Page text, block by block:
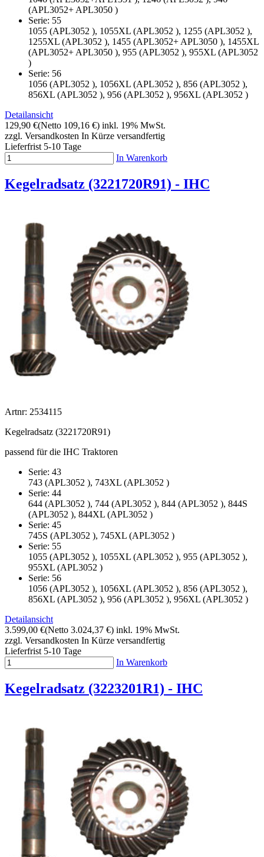
(APL3052+ APL3050 )
Serie: 55
1055 (APL3052 ), 1055XL (APL3052 ), 1255 (APL3052 ),
1255XL (APL3052 ), 1455 (APL3052+ APL3050 ), 1455XL
(APL3052+ APL3050 ), 955 (APL3052 ), 955XL (APL3052
)
Serie: 56
1056 (APL3052 ), 1056XL (APL3052 ), 856 (APL3052 ),
856XL (APL3052 ), 956 (APL3052 ), 956XL (APL3052 )
Detailansicht
129,90 €(Netto 109,16 €) inkl. 19% MwSt.
zzgl. Versandkosten In Kürze versandfertig
Lieferfrist 5-10 Tage
In Warenkorb
Kegelradsatz (3221720R91) - IHC
Artnr: 2534115
Kegelradsatz (3221720R91)
passend für die IHC Traktoren
Serie: 43
743 (APL3052 ), 743XL (APL3052 )
Serie: 44
644 (APL3052 ), 744 (APL3052 ), 844 (APL3052 ), 844S
(APL3052 ), 844XL (APL3052 )
Serie: 45
745S (APL3052 ), 745XL (APL3052 )
Serie: 55
1055 (APL3052 ), 1055XL (APL3052 ), 955 (APL3052 ),
955XL (APL3052 )
Serie: 56
1056 (APL3052 ), 1056XL (APL3052 ), 856 (APL3052 ),
856XL (APL3052 ), 956 (APL3052 ), 956XL (APL3052 )
Detailansicht
3.599,00 €(Netto 3.024,37 €) inkl. 19% MwSt.
zzgl. Versandkosten In Kürze versandfertig
Lieferfrist 5-10 Tage
In Warenkorb
Kegelradsatz (3223201R1) - IHC